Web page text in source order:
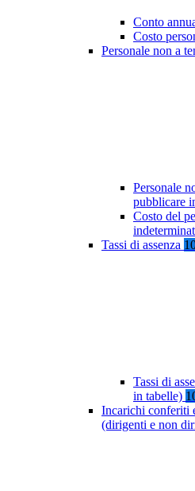
Conto
Costo
Personale non a
Personale
pubblicare
Costo del
Tassi di assenza
Tassi di
in tabelle)
Incarichi conferiti
(dirigenti e non